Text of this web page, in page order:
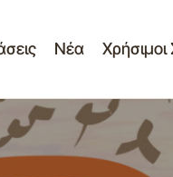
Νέα
δεκάδων
την ιστορία και τον